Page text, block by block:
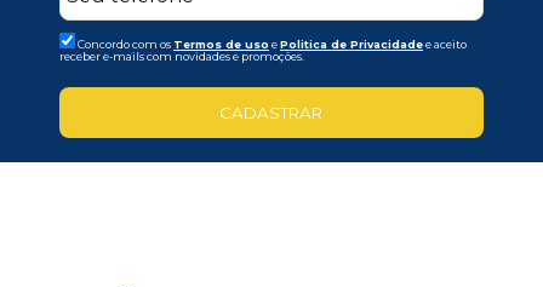
Concordo com os Termos de uso ePolitica de Privacidadee aceito
receber e-mails com novidades e promoções.
CADASTRAR